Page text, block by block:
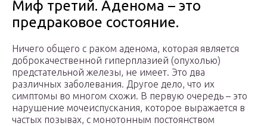
Миф третий. Аденома – это
предраковое состояние.
Ничего общего с раком аденома, которая является
доброкачественной гиперплазией (опухолью)
предстательной железы, не имеет. Это два
различных заболевания. Другое дело, что их
симптомы во многом схожи. В первую очередь – это
нарушение мочеиспускания, которое выражается в
частых позывах, с монотонным постоянством